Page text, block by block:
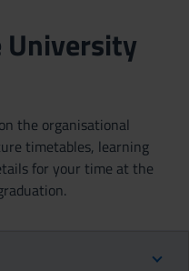
the organisational
timetables, learning
for your time at the